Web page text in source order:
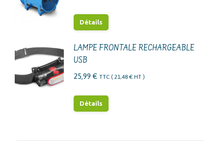
Détails
LAMPE FRONTALE RECHARGEABLE
USB
25,99 € TTC ( 21,48 € HT )
Détails